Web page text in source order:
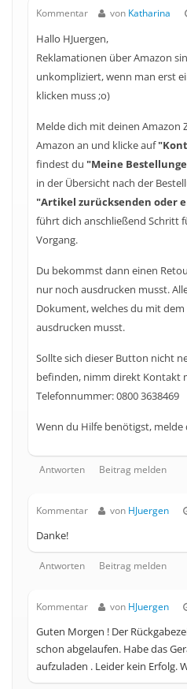
Kommentar von Katharina
Hallo HJuergen,
Reklamationen über Amazon
unkompliziert, wenn man erst
klicken muss ;o)
Melde dich mit deinen Amazon
Amazon an und klicke auf
findest du "Meine
in der Übersicht nach der
"Artikel zurücksenden oder
führt dich anschließend Schritt
Vorgang.
Du bekommst dann einen
nur noch ausdrucken musst.
Dokument, welches du mit
ausdrucken musst.
Sollte sich dieser Button nicht
befinden, nimm direkt Kontakt
Telefonnummer: 0800 3638469
Wenn du Hilfe benötigst, melde
Antworten Beitrag melden
Kommentar von HJuergen
Danke!
Antworten Beitrag melden
Kommentar von HJuergen
Guten Morgen ! Der
schon abgelaufen. Habe das
aufzuladen . Leider kein Erfolg.